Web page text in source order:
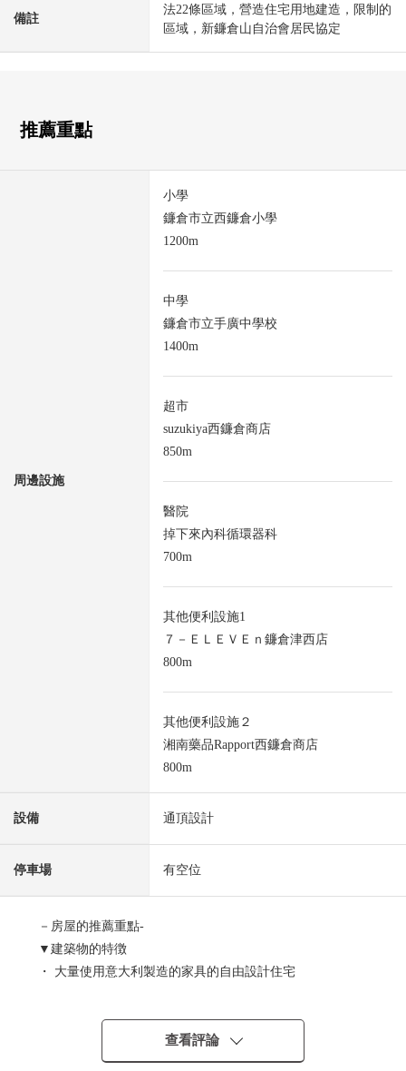
備註
法22條區域，營造住宅用地建造，限制的
區域，新鐮倉山自治會居民協定
推薦重點
周邊設施
小學
鐮倉市立西鐮倉小學
1200m
中學
鐮倉市立手廣中學校
1400m
超市
suzukiya西鐮倉商店
850m
醫院
掉下來內科循環器科
700m
其他便利設施1
７－ＥＬＥＶＥｎ鐮倉津西店
800m
其他便利設施２
湘南藥品Rapport西鐮倉商店
800m
設備 通頂設計
停車場 有空位
－房屋的推薦重點-
▼建築物的特徴
・ 大量使用意大利製造的家具的自由設計住宅
・ 從屬於2份的內裝車庫(出自2台分鐘車型的)
・ 在南側角地，光照良好
▼房間的特徴
查看評論